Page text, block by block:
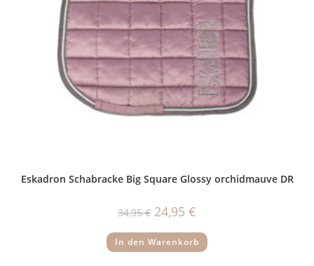
Eskadron Schabracke Big Square Glossy orchidmauve DR
34,95€ Ursprünglicher
Preis
34,95 €
24,95 €
24,95 €.
In den Warenkorb